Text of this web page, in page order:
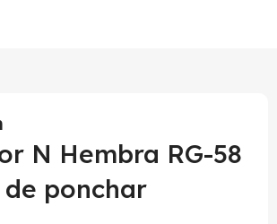
N Hembra RG-58
de ponchar